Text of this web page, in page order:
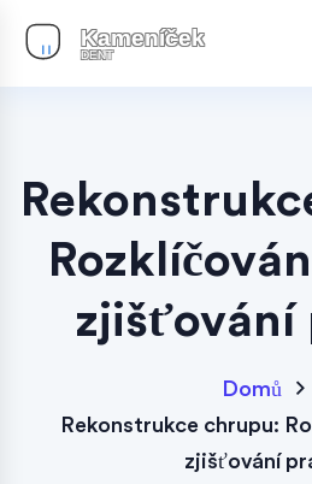
zjišťování
Domů
Rekonstrukce chrupu:
zjišťování